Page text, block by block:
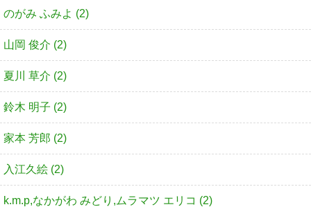
のがみ ふみよ (2)
山岡 俊介 (2)
夏川 草介 (2)
鈴木 明子 (2)
家本 芳郎 (2)
入江久絵 (2)
k.m.p,なかがわ みどり,ムラマツ エリコ (2)